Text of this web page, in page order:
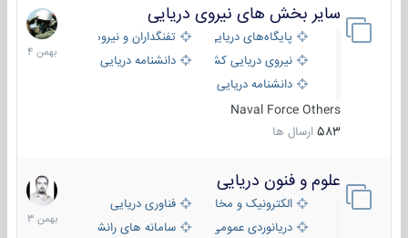
سایر بخش های نیروی دریایی
پایگاه‌های دریایی
تفنگداران و نیروهای ویژه‌ی دریایی
نیروی دریایی کشورهای مختلفدانشنامه دریایی
دانشنامه دریایی کپی
Naval Force Others
583 ارسال ها
22
بهمن
1404
علوم و فنون دریایی
الکترونیک و مخابرات دریاییفناوری دریایی
دریانوردی عمومی
سامانه های رانشی دریایی
6
بهمن
1403